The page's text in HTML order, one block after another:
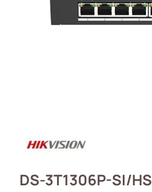
DS-3T1306P-SI/HS